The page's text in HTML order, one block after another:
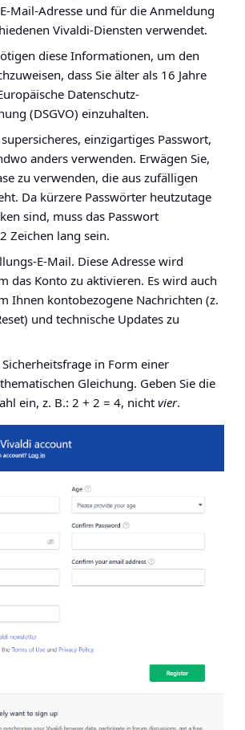
Mail-Adresse und für die Anmeldung
Vivaldi-Diensten verwendet.
diese Informationen, um den
dass Sie älter als 16 Jahre
Datenschutz-
(DSGVO) einzuhalten.
einzigartiges Passwort,
anders verwenden. Erwägen Sie,
zu verwenden, die aus zufälligen
Da kürzere Passwörter heutzutage
sind, muss das Passwort
Zeichen lang sein.
E-Mail. Diese Adresse wird
das Konto zu aktivieren. Es wird auch
Ihnen kontobezogene Nachrichten (z.
und technische Updates zu
Sicherheitsfrage in Form einer
Gleichung. Geben Sie die
ein, z. B.: 2 + 2 = 4, nicht vier.